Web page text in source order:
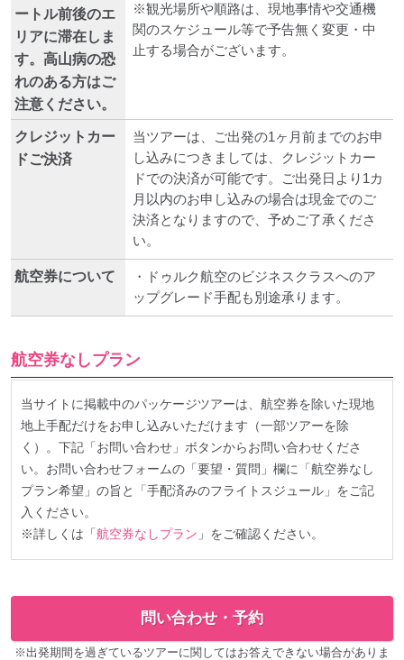
ートル前後のエ
リアに滞在しま
す。高山病の恐
れのある方はご
注意ください。
※観光場所や順路は、現地事情や交通機
関のスケジュール等で予告無く変更・中
止する場合がございます。
クレジットカー
ドご決済
当ツアーは、ご出発の1ヶ月前までのお申
し込みにつきましては、クレジットカー
ドでの決済が可能です。ご出発日より1カ
月以内のお申し込みの場合は現金でのご
決済となりますので、予めご了承くださ
い。
航空券について
・ドゥルク航空のビジネスクラスへのア
ップグレード手配も別途承ります。
航空券なしプラン
当サイトに掲載中のパッケージツアーは、航空券を除いた現地
地上手配だけをお申し込みいただけます（一部ツアーを除
く）。下記「お問い合わせ」ボタンからお問い合わせくださ
い。お問い合わせフォームの「要望・質問」欄に「航空券なし
プラン希望」の旨と「手配済みのフライトスジュール」をご記
入ください。
※詳しくは「 航空券なしプラン 」をご確認ください。
問い合わせ・予約
※出発期間を過ぎているツアーに関してはお答えできない場合がありま